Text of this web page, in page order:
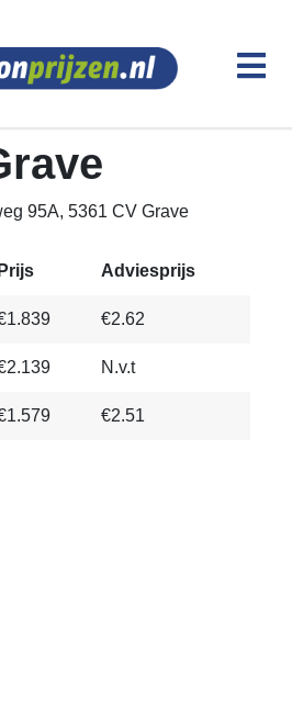
95A, 5361 CV Grave
Prijs Adviesprijs
€2.62
N.v.t
€2.51